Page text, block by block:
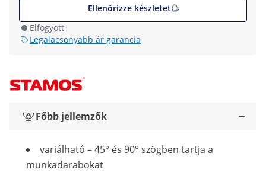
Ellenőrizze készletet
Elfogyott
Legalacsonyabb ár garancia
Főbb jellemzők
variálható – 45° és 90° szögben tartja a
munkadarabokat